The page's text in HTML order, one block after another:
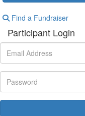
Find a Fundraiser
Participant Login